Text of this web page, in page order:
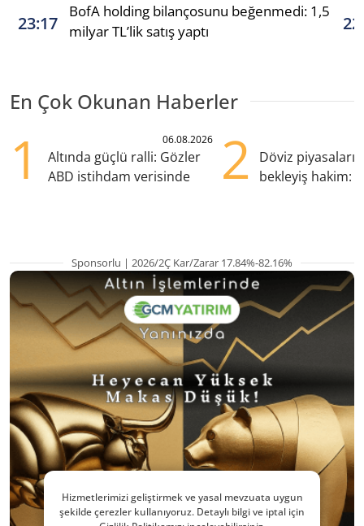
23:17
BofA holding bilançosunu beğenmedi: 1,5
milyar TL’lik satış yaptı
En Çok Okunan Haberler
1 06.08.2026
Altında güçlü ralli: Gözler
ABD istihdam verisinde
2
Döviz
bekleyiş hakim:
Sponsorlu | 2026/2Ç Kar/Zarar 17.84%-82.16%
Hizmetlerimizi geliştirmek ve yasal mevzuata uygun
şekilde çerezler kullanıyoruz. Detaylı bilgi ve iptal için